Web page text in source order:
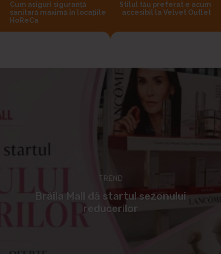
Cum asiguri siguranță
sanitară maximă în locațiile
HoReCa
Stilul tău preferat e acum
accesibil la Velvet Outlet
TREND
Brăila Mall dă startul sezonului
reducerilor